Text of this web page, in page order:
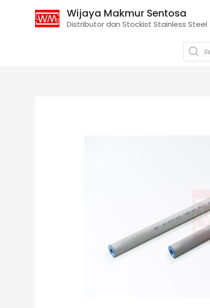
Wijaya Makmur Sentosa
Distributor dan Stockist Stainless Steel